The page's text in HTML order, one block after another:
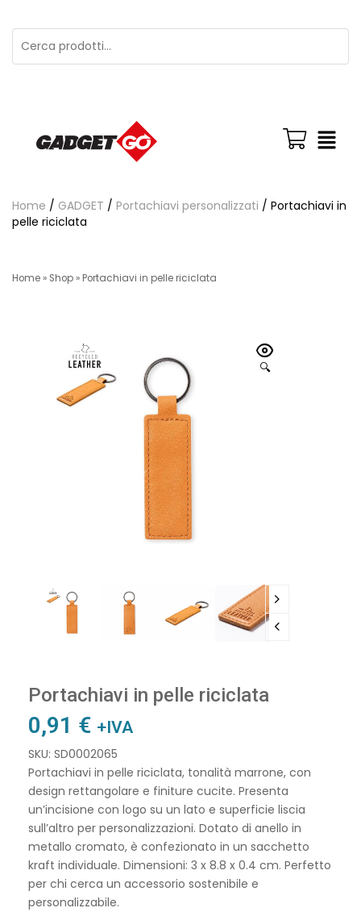
Home / GADGET / Portachiavi personalizzati / Portachiavi in
pelle riciclata
Home » Shop » Portachiavi in pelle riciclata
🔍
Portachiavi in pelle riciclata
0,91 € +IVA
SKU: SD0002065
Portachiavi in pelle riciclata, tonalità marrone, con
design rettangolare e finiture cucite. Presenta
un’incisione con logo su un lato e superficie liscia
sull’altro per personalizzazioni. Dotato di anello in
metallo cromato, è confezionato in un sacchetto
kraft individuale. Dimensioni: 3 x 8.8 x 0.4 cm. Perfetto
per chi cerca un accessorio sostenibile e
personalizzabile.